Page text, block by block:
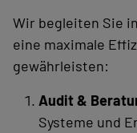
Wir begleiten Sie
eine maximale
gewährleisten:
Audit &
Systeme und